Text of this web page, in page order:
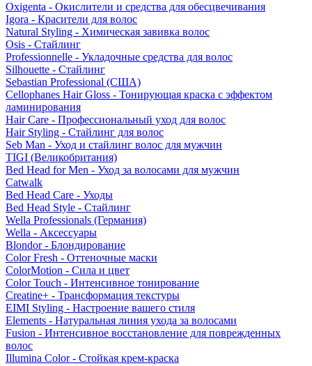
Oxigenta - Окислители и средства для обесцвечивания
Igora - Красители для волос
Natural Styling - Химическая завивка волос
Osis - Стайлинг
Professionnelle - Укладочные средства для волос
Silhouette - Стайлинг
Sebastian Professional (США)
Cellophanes Hair Gloss - Тонирующая краска с эффектом
ламинирования
Hair Care - Профессиональный уход для волос
Hair Styling - Стайлинг для волос
Seb Man - Уход и стайлинг волос для мужчин
TIGI (Великобритания)
Bed Head for Men - Уход за волосами для мужчин
Catwalk
Bed Head Care - Уходы
Bed Head Style - Стайлинг
Wella Professionals (Германия)
Wella - Аксессуары
Blondor - Блондирование
Color Fresh - Оттеночные маски
ColorMotion - Сила и цвет
Color Touch - Интенсивное тонирование
Creatine+ - Трансформация текстуры
EIMI Styling - Настроение вашего стиля
Elements - Натуральная линия ухода за волосами
Fusion - Интенсивное восстановление для поврежденных
волос
Illumina Color - Стойкая крем-краска